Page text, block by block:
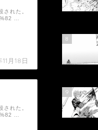
月18日
された。
…
された。
…
8
9